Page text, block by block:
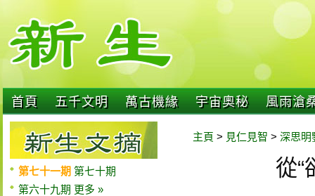
首頁 五千文明 萬古機緣 宇宙奧秘 風雨滄
第七十一期 第七十期
第六十九期 更多 »
主頁 > 見仁見智 > 深思明
從“